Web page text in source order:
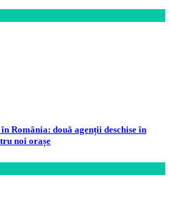
România: două agenții deschise în
noi orașe